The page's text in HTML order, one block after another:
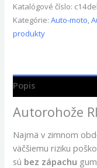
Katalógové číslo:
Kategórie:Auto-moto,
produkty
Popis
Autorohože
Najmä v zimnom
väčšiemu riziku
sú bez zápachu